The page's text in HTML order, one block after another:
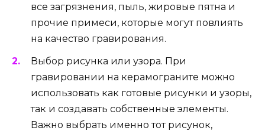
все загрязнения, пыль, жировые пятна и
прочие примеси, которые могут повлиять
на качество гравирования.
Выбор рисунка или узора. При
гравировании на керамограните можно
использовать как готовые рисунки и узоры,
так и создавать собственные элементы.
Важно выбрать именно тот рисунок,